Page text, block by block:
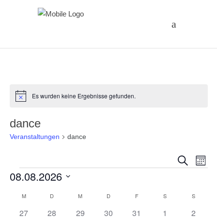
HinweisEs wurden keine Ergebnisse gefunden.
dance
Veranstaltungen dance
und
Suche
Monat
Veranstaltungen
08.08.2026
Kalender
MMONTAG D DIENSTAGM MITTWOCH
DDONNERSTAG
FFREITAG S SAMSTAGS
0
27
0
28
0
29
0
30
0
31
0
1
0
2